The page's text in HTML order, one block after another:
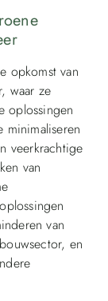
opkomst van
waar ze
oplossingen
veerkrachtige
van
van
en